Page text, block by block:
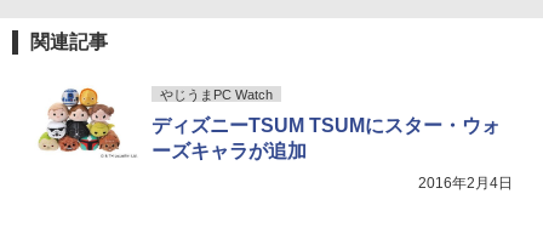
関連記事
やじうまPC Watch
ディズニーTSUM TSUMにスター・ウォ
ーズキャラが追加
2016年2月4日